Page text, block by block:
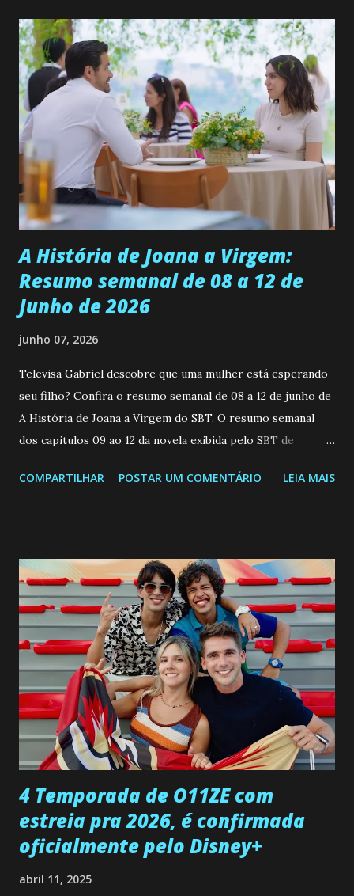
permanecer virgem até encontrar o homem que realmente
ama, o que não é fácil, já que dedica todas as suas energias a
se aprimorar, trabalhando, estudando e se orgulhando de
ser a primeira mulher da família a ingressar na
universidade. Ela tem uma personalidade muito alegre, é
muito madura para a idade, determinada, criativa e
empática. Detesta injustiças e é uma ótima amiga. Pode ser
teimosa e muito persistente quando decide fazer algo.
Durante um exame ginecológico, ela é inseminada por eng...
A História de Joana a Virgem:
Resumo semanal de 08 a 12 de
Junho de 2026
junho 07, 2026
Televisa Gabriel descobre que uma mulher está esperando
seu filho? Confira o resumo semanal de 08 a 12 de junho de
A História de Joana a Virgem do SBT. O resumo semanal
dos capitulos 09 ao 12 da novela exibida pelo SBT de
a Programação Semanal do SBT de 08/06/26 a 14/06/26
confessa a Gabriel que ele demonstrou ser o tipo de
pessoa que ela tanto desejou durante toda a vida. Camila
entra no quarto de Gabriel e imagina como seria o
encontro deles, quando conseguir seduzi-lo. Manuel avisa a
Paula sobre a suposta infidelidade de Gabriel com Joana.
Rogerio consegue se livrar de todas as suspeitas pelo
desaparecimento de Francisco, apontando que ele poderia
ter sido vítima da fúria de Gabriel. Artur informa a Gabriel
que a clínica inseminou por engano outra paciente, que está
...
COMPARTILHAR POSTAR UM COMENTÁRIO LEIA MAIS
4 Temporada de O11ZE com
estreia pra 2026, é confirmada
oficialmente pelo Disney+
abril 11, 2025